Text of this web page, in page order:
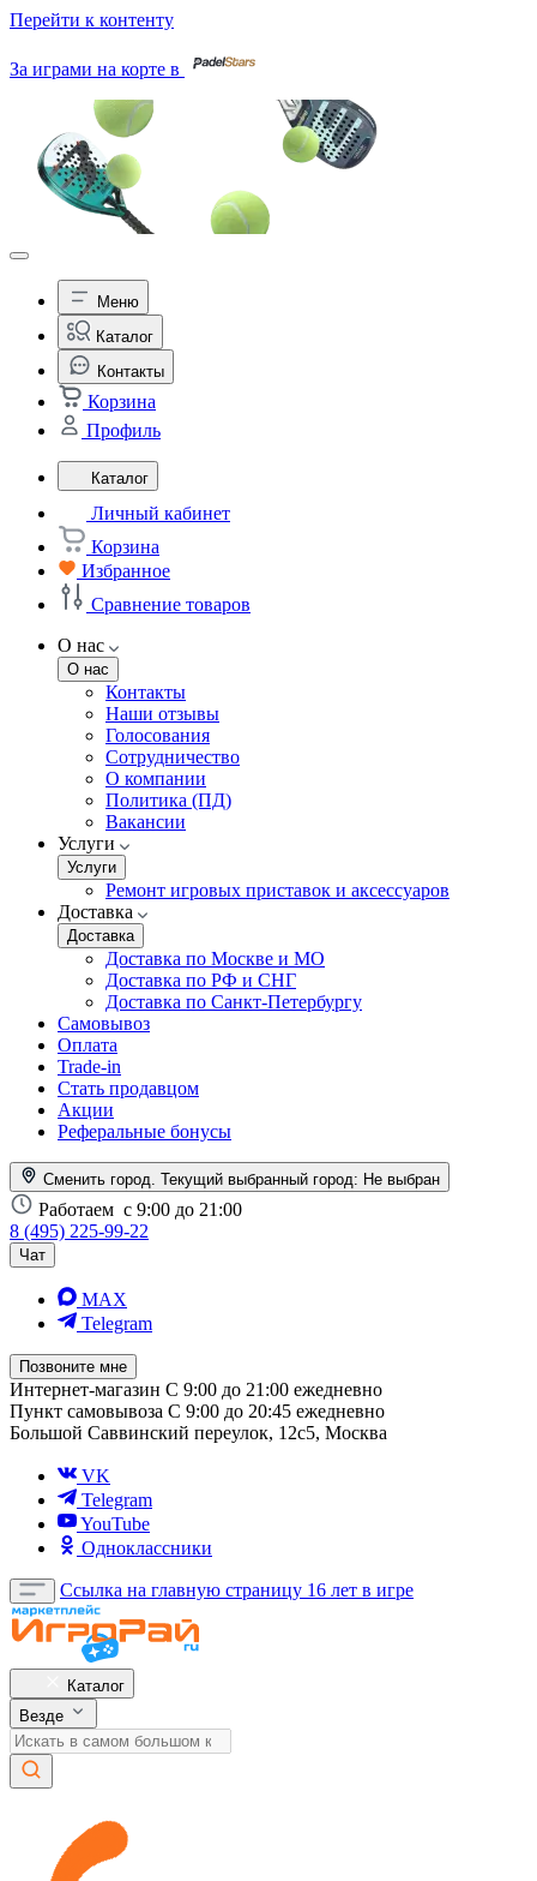
Перейти к контенту
За играми на корте в
Меню
Каталог
Контакты
Корзина
Профиль
Каталог
Личный кабинет
Корзина
Избранное
Сравнение товаров
О нас
О нас
Контакты
Наши отзывы
Голосования
Сотрудничество
О компании
Политика (ПД)
Вакансии
Услуги
Услуги
Ремонт игровых приставок и аксессуаров
Доставка
Доставка
Доставка по Москве и МО
Доставка по РФ и СНГ
Доставка по Санкт-Петербургу
Самовывоз
Оплата
Trade-in
Стать продавцом
Акции
Реферальные бонусы
Сменить город. Текущий выбранный город: Не выбран
Работаем с 9:00 до 21:00
8 (495) 225-99-22
Чат
MAX
Telegram
Позвоните мне
Интернет-магазин С 9:00 до 21:00 ежедневно
Пункт самовывоза С 9:00 до 20:45 ежедневно
Большой Саввинский переулок, 12с5, Москва
VK
Telegram
YouTube
Одноклассники
Ссылка на главную страницу 16 лет в игре
Каталог
Везде